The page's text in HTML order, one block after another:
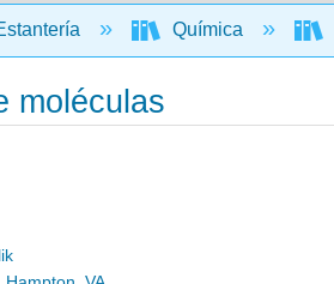
jerarquía global
Química
moléculas